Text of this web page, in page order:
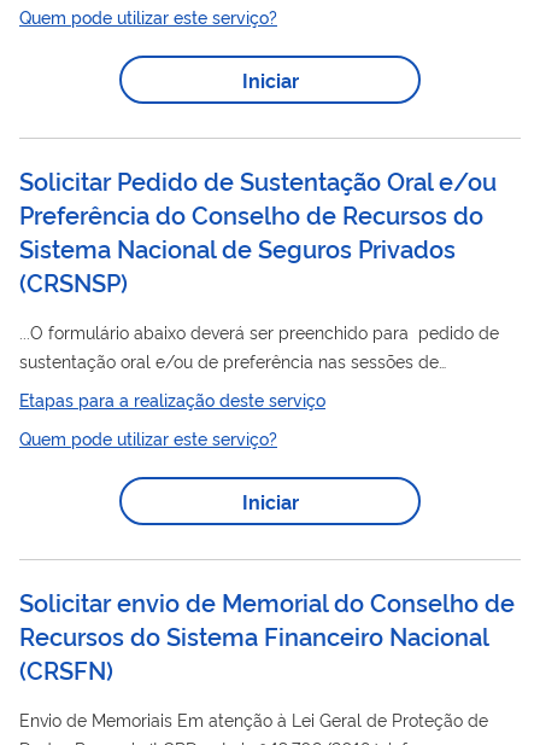
materiais didáticos, que podem ser baixados gratuitamente
pelos usuários.
Quem pode utilizar este serviço?
Iniciar
Solicitar Pedido de Sustentação Oral e/ou
Preferência do Conselho de Recursos do
Sistema Nacional de Seguros Privados
(CRSNSP)
...O formulário abaixo deverá ser preenchido para pedido de
sustentação oral e/ou de preferência nas sessões de
julgamento doConselhode Recursos do Sistema Nacional
Capitalização (CRSNSP) . A data e hora de envio da
solicitação será considerada ao definir a ordem dos
julgamentos, conforme os pedidos de sustentação e/ou
eletrônico será processada até 48 horas antes da...
Etapas para a realização deste serviço
Quem pode utilizar este serviço?
Iniciar
Solicitar envio de Memorial do Conselho de
Recursos do Sistema Financeiro Nacional
(CRSFN)
Envio de Memoriais Em atenção à Lei Geral de Proteção de